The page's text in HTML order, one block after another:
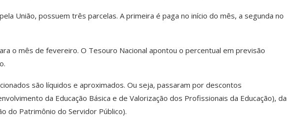
União, possuem três parcelas. A primeira é paga no início do mês, a segunda no
o mês de fevereiro. O Tesouro Nacional apontou o percentual em previsão
são líquidos e aproximados. Ou seja, passaram por descontos
da Educação Básica e de Valorização dos Profissionais da Educação), da
do Patrimônio do Servidor Público).